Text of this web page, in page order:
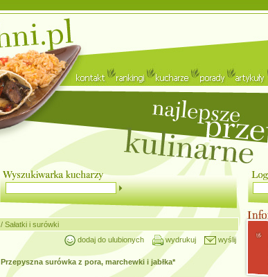
/ Sałatki i surówki
dodaj do ulubionych
wydrukuj wyślij
Przepyszna surówka z pora, marchewki i jabłka*